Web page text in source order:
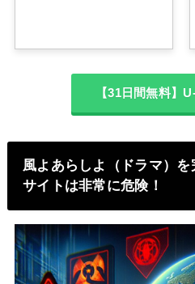
【31日間無料】
風よあらしよ（ドラマ）
サイトは非常に危険！